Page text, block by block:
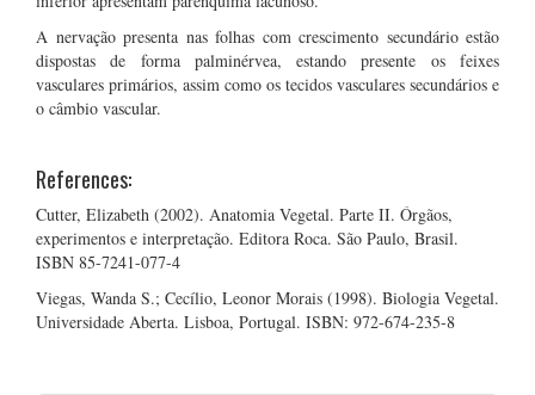
A nervação presenta nas folhas com crescimento secundário estão
dispostas de forma palminérvea, estando presente os feixes
vasculares primários, assim como os tecidos vasculares secundários e
o câmbio vascular.
References:
Cutter, Elizabeth (2002). Anatomia Vegetal. Parte II. Órgãos,
experimentos e interpretação. Editora Roca. São Paulo, Brasil.
ISBN 85-7241-077-4
Viegas, Wanda S.; Cecílio, Leonor Morais (1998). Biologia Vegetal.
Universidade Aberta. Lisboa, Portugal. ISBN: 972-674-235-8